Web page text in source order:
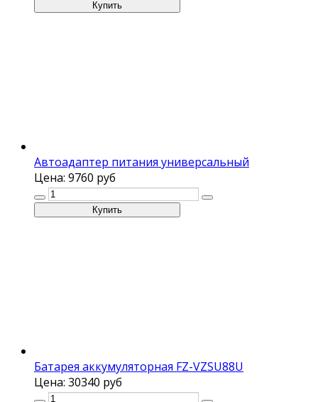
Автоадаптер питания универсальный
Цена: 9760 руб
Батарея аккумуляторная FZ-VZSU88U
Цена: 30340 руб